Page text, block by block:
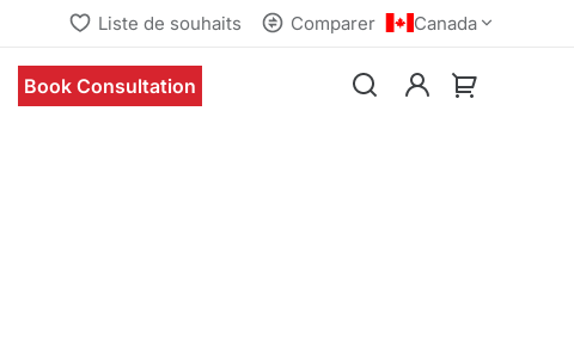
Liste de souhaits Comparer Canada
Book Consultation